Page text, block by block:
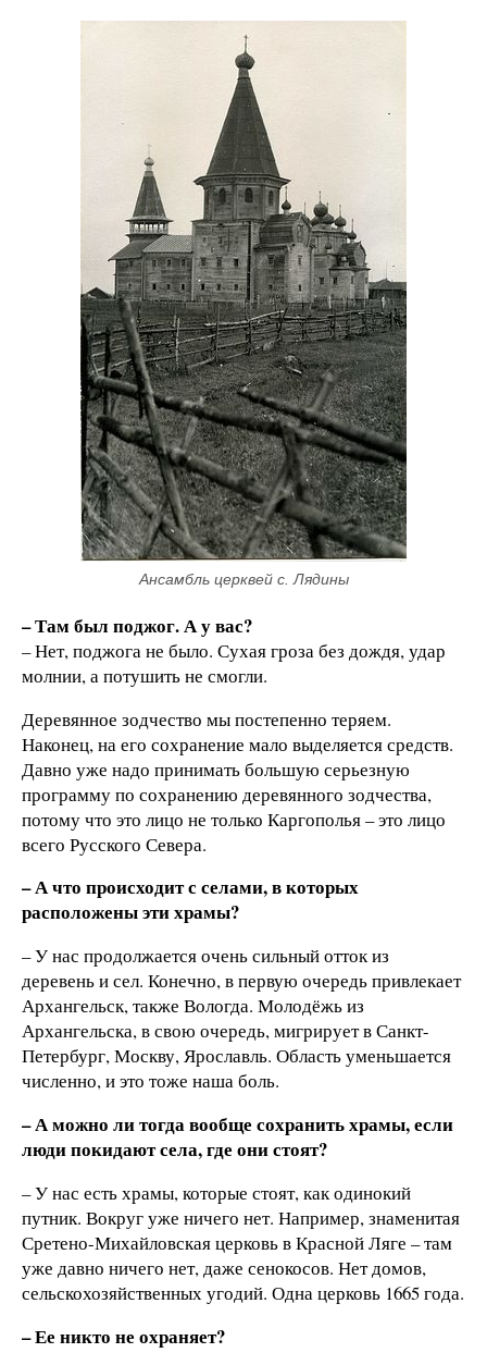
Ансамбль церквей с. Лядины
– Там был поджог. А у вас?
– Нет, поджога не было. Сухая гроза без дождя, удар
молнии, а потушить не смогли.
Деревянное зодчество мы постепенно теряем.
Наконец, на его сохранение мало выделяется средств.
Давно уже надо принимать большую серьезную
программу по сохранению деревянного зодчества,
потому что это лицо не только Каргополья – это лицо
всего Русского Севера.
– А что происходит с селами, в которых
расположены эти храмы?
– У нас продолжается очень сильный отток из
деревень и сел. Конечно, в первую очередь привлекает
Архангельск, также Вологда. Молодёжь из
Архангельска, в свою очередь, мигрирует в Санкт-
Петербург, Москву, Ярославль. Область уменьшается
численно, и это тоже наша боль.
– А можно ли тогда вообще сохранить храмы, если
люди покидают села, где они стоят?
– У нас есть храмы, которые стоят, как одинокий
путник. Вокруг уже ничего нет. Например, знаменитая
Сретено-Михайловская церковь в Красной Ляге – там
уже давно ничего нет, даже сенокосов. Нет домов,
сельскохозяйственных угодий. Одна церковь 1665 года.
– Ее никто не охраняет?